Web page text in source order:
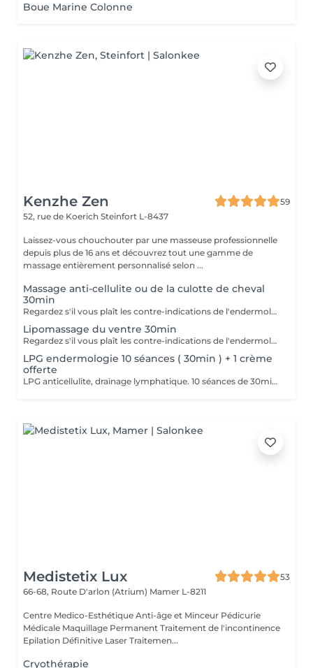
Boue Marine Colonne
Kenzhe Zen
59
52, rue de Koerich Steinfort L-8437
Laissez-vous chouchouter par une masseuse professionnelle
depuis plus de 16 ans et découvrez tout une gamme de
massage entièrement personnalisé selon ...
Massage anti-cellulite ou de la culotte de cheval
30min
Regardez s'il vous plaît les contre-indications de l'endermologie.
Lipomassage du ventre 30min
Regardez s'il vous plaît les contre-indications de l'endermologie.
LPG endermologie 10 séances ( 30min ) + 1 crème
offerte
LPG anticellulite, drainage lymphatique. 10 séances de 30min + 1 crème anti-cellulite d'une valeur de 60€ est offerte. Valable 2 mois
Medistetix Lux
53
66-68, Route D'arlon (Atrium) Mamer L-8211
Centre Medico-Esthétique Anti-âge et Minceur Pédicurie
Médicale Maquillage Permanent Traitement de l'incontinence
Epilation Définitive Laser Traitemen...
Cryothérapie